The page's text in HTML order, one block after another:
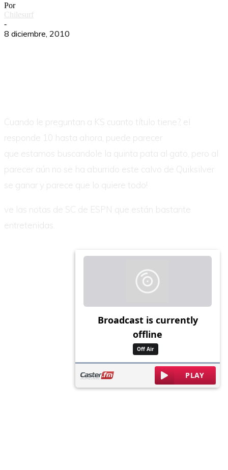
Por
Chilesurf
-
8 diciembre, 2010
Cuando le preguntan a KS cuanto título tiene?, el
responde 10 hasta ahora, puede parecer
que estamos buscandole la quinta pata al gato, pero al
parecer aún no se ha aburrido este calvo de Quiksilver
se ganar y parece que lo quiere todo!
ve las notas de SC de ESPN que están bastante
entretenidas.